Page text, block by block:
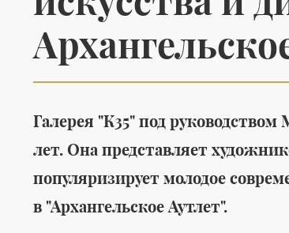
Коллекция летней
обуви Doucal's создана
для неспешных
Среда
красота
Галерея "К35" под
лет. Она представляет
популяризирует молодое
в "Архангельское Аутлет".